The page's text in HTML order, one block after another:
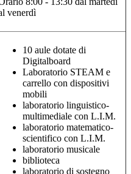
venerdì
10 aule dotate di
Digitalboard
Laboratorio STEAM e
carrello con dispositivi
mobili
laboratorio linguistico-
multimediale con L.I.M.
laboratorio matematico-
scientifico con L.I.M.
laboratorio musicale
biblioteca
laboratorio di sostegno